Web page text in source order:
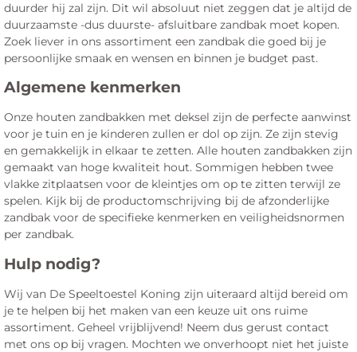
duurder hij zal zijn. Dit wil absoluut niet zeggen dat je altijd de
duurzaamste -dus duurste- afsluitbare zandbak moet kopen.
Zoek liever in ons assortiment een zandbak die goed bij je
persoonlijke smaak en wensen en binnen je budget past.
Algemene kenmerken
Onze houten zandbakken met deksel zijn de perfecte aanwinst
voor je tuin en je kinderen zullen er dol op zijn. Ze zijn stevig
en gemakkelijk in elkaar te zetten. Alle houten zandbakken zijn
gemaakt van hoge kwaliteit hout. Sommigen hebben twee
vlakke zitplaatsen voor de kleintjes om op te zitten terwijl ze
spelen. Kijk bij de productomschrijving bij de afzonderlijke
zandbak voor de specifieke kenmerken en veiligheidsnormen
per zandbak.
Hulp nodig?
Wij van De Speeltoestel Koning zijn uiteraard altijd bereid om
je te helpen bij het maken van een keuze uit ons ruime
assortiment. Geheel vrijblijvend! Neem dus gerust contact
met ons op bij vragen. Mochten we onverhoopt niet het juiste